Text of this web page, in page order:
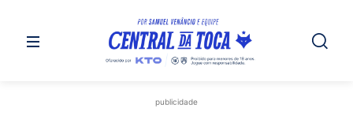
publicidade